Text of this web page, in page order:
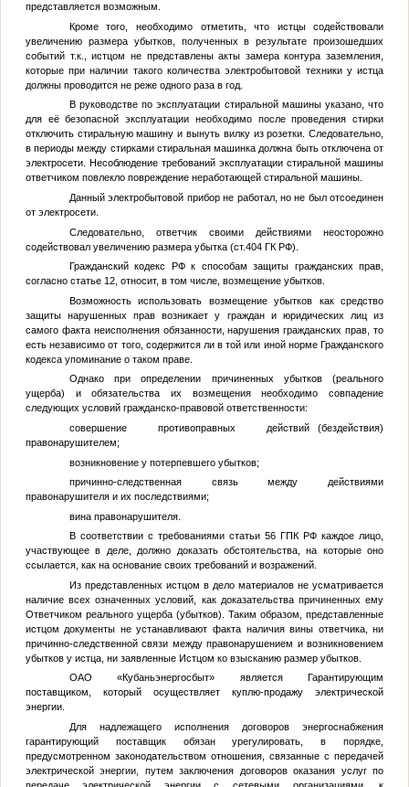
представляется возможным.
Кроме того, необходимо отметить, что истцы содействовали
увеличению размера убытков, полученных в результате произошедших
событий т.к., истцом не представлены акты замера контура заземления,
которые при наличии такого количества электробытовой техники у истца
должны проводится не реже одного раза в год.
В руководстве по эксплуатации стиральной машины указано, что
для её безопасной эксплуатации необходимо после проведения стирки
отключить стиральную машину и вынуть вилку из розетки. Следовательно,
в периоды между стирками стиральная машинка должна быть отключена от
электросети. Несоблюдение требований эксплуатации стиральной машины
ответчиком повлекло повреждение неработающей стиральной машины.
Данный электробытовой прибор не работал, но не был отсоединен
от электросети.
Следовательно, ответчик своими действиями неосторожно
содействовал увеличению размера убытка (ст.404 ГК РФ).
Гражданский кодекс РФ к способам защиты гражданских прав,
согласно статье 12, относит, в том числе, возмещение убытков.
Возможность использовать возмещение убытков как средство
защиты нарушенных прав возникает у граждан и юридических лиц из
самого факта неисполнения обязанности, нарушения гражданских прав, то
есть независимо от того, содержится ли в той или иной норме Гражданского
кодекса упоминание о таком праве.
Однако при определении причиненных убытков (реального
ущерба) и обязательства их возмещения необходимо совпадение
следующих условий гражданско-правовой ответственности:
совершение противоправных действий (бездействия)
правонарушителем;
возникновение у потерпевшего убытков;
причинно-следственная связь между действиями
правонарушителя и их последствиями;
вина правонарушителя.
В соответствии с требованиями статьи 56 ГПК РФ каждое лицо,
участвующее в деле, должно доказать обстоятельства, на которые оно
ссылается, как на основание своих требований и возражений.
Из представленных истцом в дело материалов не усматривается
наличие всех означенных условий, как доказательства причиненных ему
Ответчиком реального ущерба (убытков). Таким образом, представленные
истцом документы не устанавливают факта наличия вины ответчика, ни
причинно-следственной связи между правонарушением и возникновением
убытков у истца, ни заявленные Истцом ко взысканию размер убытков.
ОАО «Кубаньэнергосбыт» является Гарантирующим
поставщиком, который осуществляет куплю-продажу электрической
энергии.
Для надлежащего исполнения договоров энергоснабжения
гарантирующий поставщик обязан урегулировать, в порядке,
предусмотренном законодательством отношения, связанные с передачей
электрической энергии, путем заключения договоров оказания услуг по